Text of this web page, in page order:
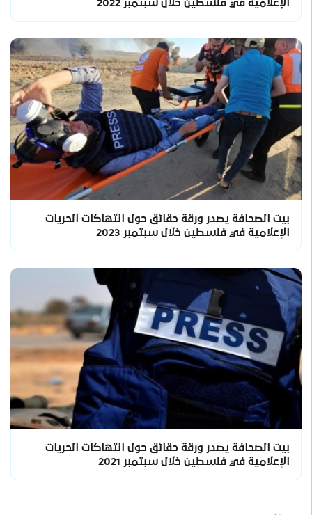
الإعلامية في فلسطين خلال سبتمبر 2022
بيت الصحافة يصدر ورقة حقائق حول انتهاكات الحريات
الإعلامية في فلسطين خلال سبتمبر 2023
بيت الصحافة يصدر ورقة حقائق حول انتهاكات الحريات
الإعلامية في فلسطين خلال سبتمبر 2021